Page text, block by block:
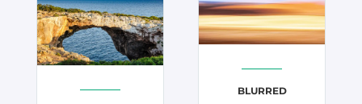
BLURRED